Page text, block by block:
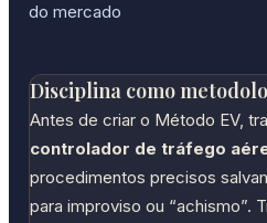
do mercado
Disciplina como
Antes de criar o Método EV,
controlador de tráfego
procedimentos precisos
para improviso ou “achismo”.